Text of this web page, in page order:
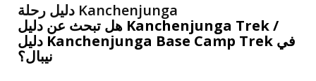
دليل رحلة Kanchenjunga
هل تبحث عن دليل Kanchenjunga Trek /
دليل Kanchenjunga Base Camp Trek في
نيبال؟